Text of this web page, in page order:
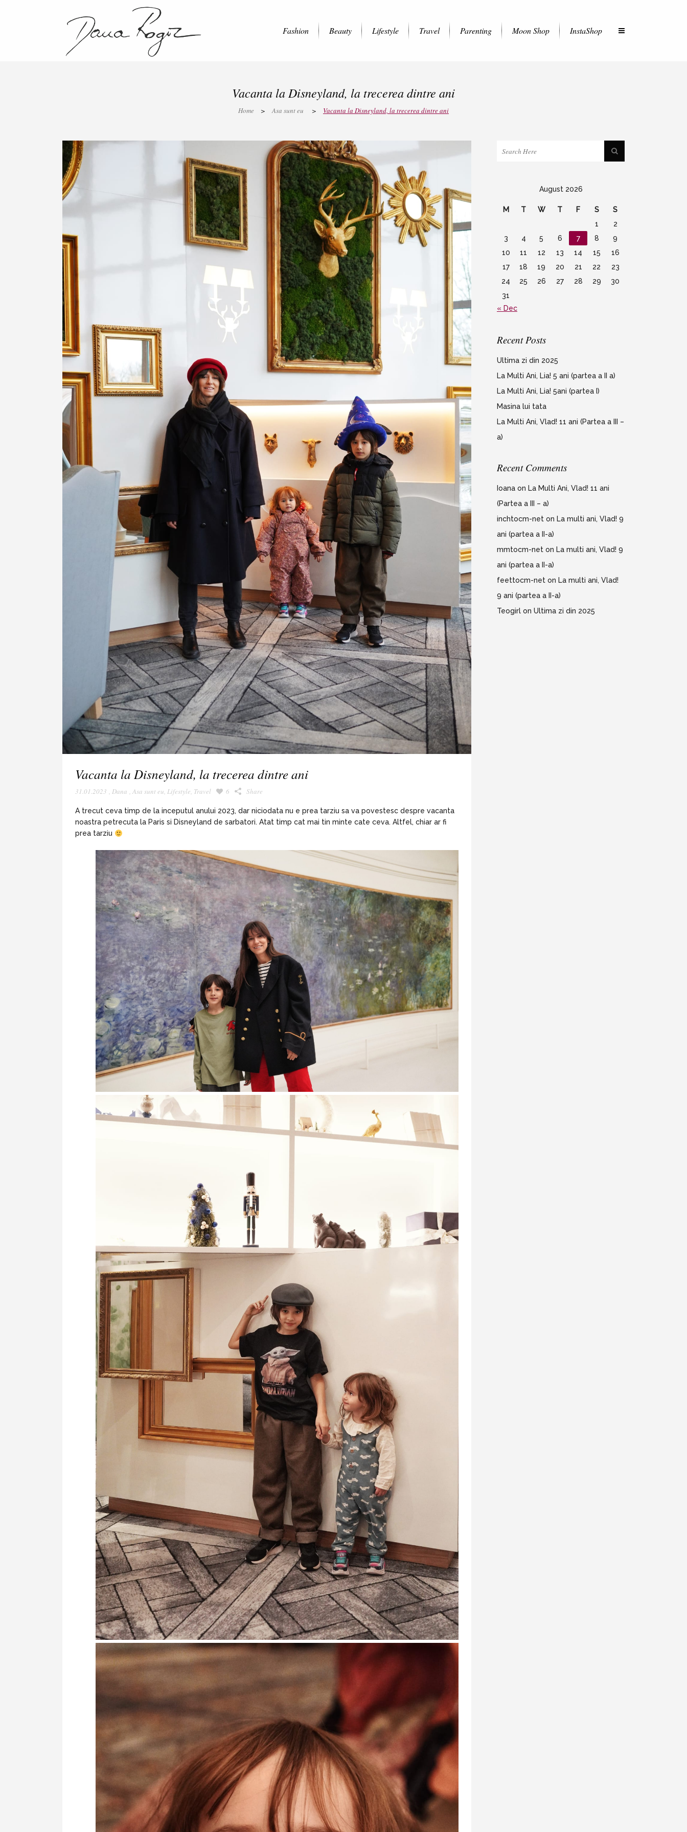
Fashion Beauty Lifestyle Travel Parenting Moon Shop InstaShop
Vacanta la Disneyland, la trecerea dintre ani
Home > Asa sunt eu > Vacanta la Disneyland, la trecerea dintre ani
Vacanta la Disneyland, la trecerea dintre ani
31.01.2023 , Dana , Asa sunt eu, Lifestyle, Travel 6 Share
A trecut ceva timp de la inceputul anului 2023, dar niciodata nu e prea tarziu sa va povestesc despre vacanta
noastra petrecuta la Paris si Disneyland de sarbatori. Atat timp cat mai tin minte cate ceva. Altfel, chiar ar fi
prea tarziu
August 2026
M T W T F S
S
1
2
3
4 5 6 7 8
9
10
11 12 13 14 15
16
17
18 19 20 21 22
23
24
25 26 27 28 29
30
31
« Dec
Recent Posts
Ultima zi din 2025
La Multi Ani, Lia! 5 ani (partea a II a)
La Multi Ani, Lia! 5ani (partea I)
Masina lui tata
La Multi Ani, Vlad! 11 ani (Partea a III –
a)
Recent Comments
Ioana on La Multi Ani, Vlad! 11 ani
(Partea a III – a)
inchtocm-net on La multi ani, Vlad! 9
ani (partea a II-a)
mmtocm-net on La multi ani, Vlad! 9
ani (partea a II-a)
feettocm-net on La multi ani, Vlad!
9 ani (partea a II-a)
Teogirl on Ultima zi din 2025